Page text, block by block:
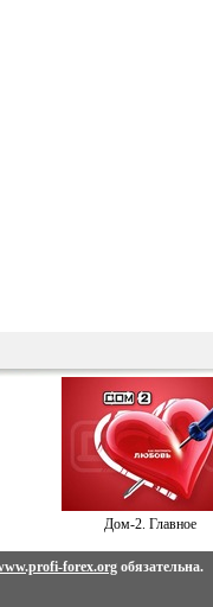
Дом-2. Главное
forex.orgобязательна.